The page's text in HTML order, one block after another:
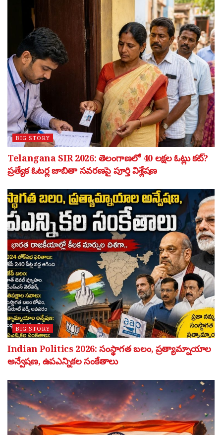
BIG STORY
Telangana SIR 2026: తెలంగాణలో 40 లక్షల ఓట్లు కట్?
ప్రత్యేక ఓటర్ల జాబితా సవరణపై పూర్తి విశ్లేషణ
BIG STORY
Indian Politics 2026: సంస్థాగత బలం, ప్రత్యామ్నాయాల
అన్వేషణ, ఉపఎన్నికల సంకేతాలు